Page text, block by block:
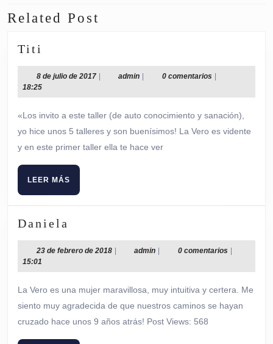
entradas
Entrada
Related Post
Titi
8 de julio de 20178
julio
2017
| adminadmin
| 0 comentarios |
18:25
«Los invito a este taller (de auto conocimiento y sanación),
yo hice unos 5 talleres y son buenísimos! La Vero es vidente
y en este primer taller ella te hace ver
LEER MÁS
MÁS
Daniela
23 de febrero de 201823
febrero
2018
| adminadmin
| 0 comentarios |
15:01
La Vero es una mujer maravillosa, muy intuitiva y certera. Me
siento muy agradecida de que nuestros caminos se hayan
cruzado hace unos 9 años atrás! Post Views: 568